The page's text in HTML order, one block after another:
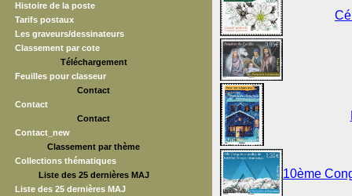
Histoire de la poste
Tarifs postaux
Les graveurs/dessinateurs
Classement par cote
Téléchargement
Feuilles pour classeur
Contact
Contact
Contact
Contact_new
Classement par thème
Collections thématiques
Liste des 25 dernières MAJ
Liste des 25 dernières MAJ
10ème